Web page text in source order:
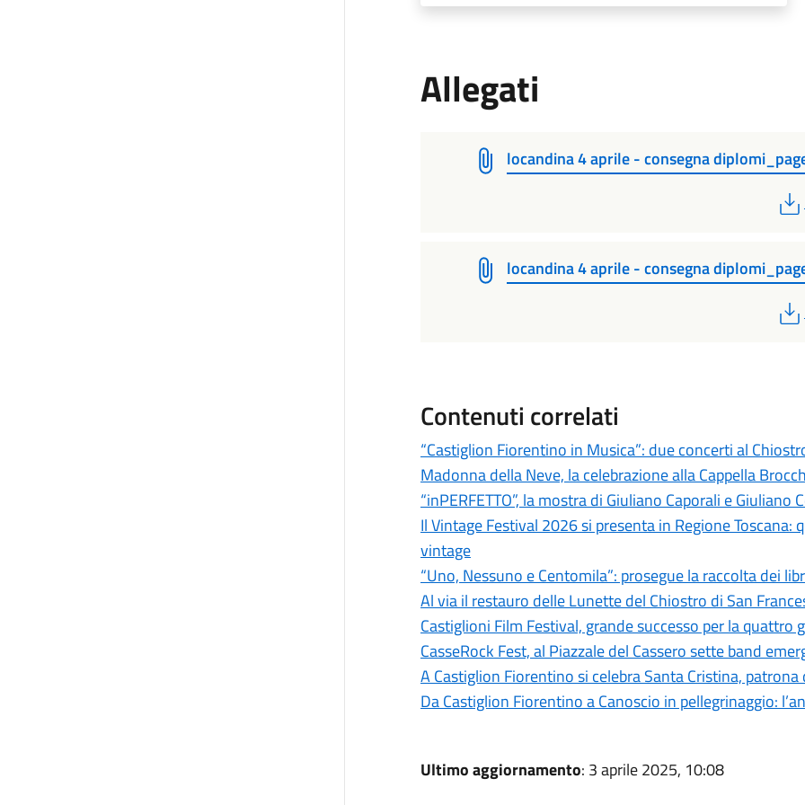
Allegati
locandina 4 aprile - consegna
locandina 4 aprile - consegna
Contenuti correlati
“Castiglion Fiorentino in Musica”: due concerti al
Madonna della Neve, la celebrazione alla Cappella
“inPERFETTO”, la mostra di Giuliano Caporali e
Il Vintage Festival 2026 si presenta in Regione
vintage
“Uno, Nessuno e Centomila”: prosegue la raccolta dei
Al via il restauro delle Lunette del Chiostro di San
Castiglioni Film Festival, grande successo per la
CasseRock Fest, al Piazzale del Cassero sette band
A Castiglion Fiorentino si celebra Santa Cristina,
Da Castiglion Fiorentino a Canoscio in pellegrinaggio:
Ultimo aggiornamento: 3 aprile 2025, 10:08